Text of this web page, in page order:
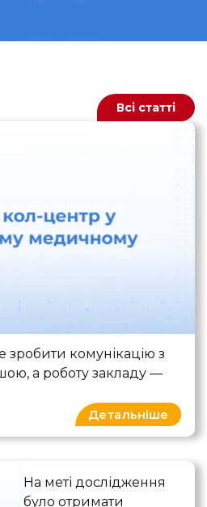
Всі статті
центр у
зробити комунікацію з
а роботу закладу —
Детальніше
Погляд медиків та
На меті дослідження
було отримати